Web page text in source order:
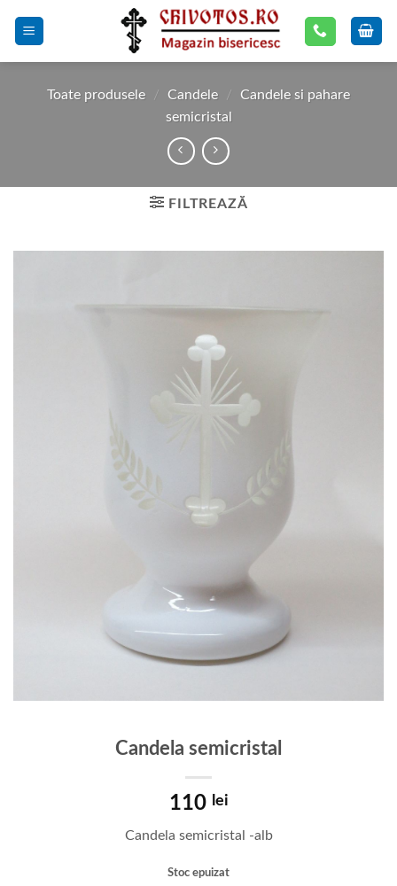
Toate produsele / Candele /
Candele si pahare
semicristal
FILTREAZĂ
Candela semicristal
110 lei
Candela semicristal -alb
Stoc epuizat